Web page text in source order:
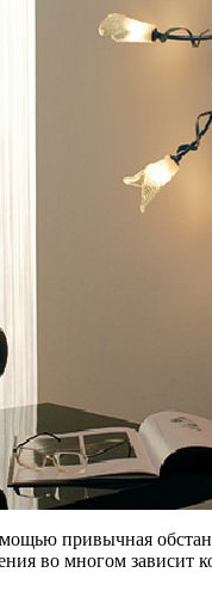
привычная
во многом зависит